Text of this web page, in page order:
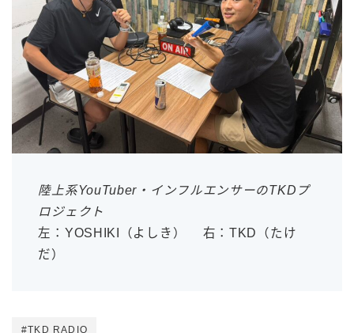
陸上系YouTuber・インフルエンサーのTKDプ
ロジェクト
左：YOSHIKI（よしき） 右：TKD（たけ
だ）
#TKD RADIO